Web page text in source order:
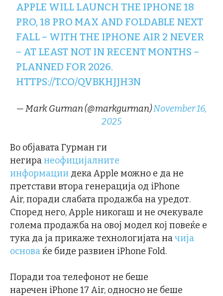
APPLE WILL LAUNCH THE IPHONE 18
PRO, 18 PRO MAX AND FOLDABLE NEXT
FALL – WITH THE IPHONE AIR 2 NEVER
– AT LEAST NOT IN RECENT MONTHS –
PLANNED FOR 2026.
HTTPS://T.CO/QVBKHJJH3N
— Mark Gurman (@markgurman)November 16,
2025
Во објавата Гурман ги
негиранеофицијалните
информации дека Apple можно е да не
претстави втора генерација од iPhone
Air, поради слабата продажба на уредот.
Според него, Apple никогаш и не очекувале
голема продажба на овој модел кој повеќе е
тука да ја прикаже технологијата начија
основаќе биде развиен iPhone Fold.
Поради тоа телефонот не беше
наречен iPhone 17 Air, односно не беше